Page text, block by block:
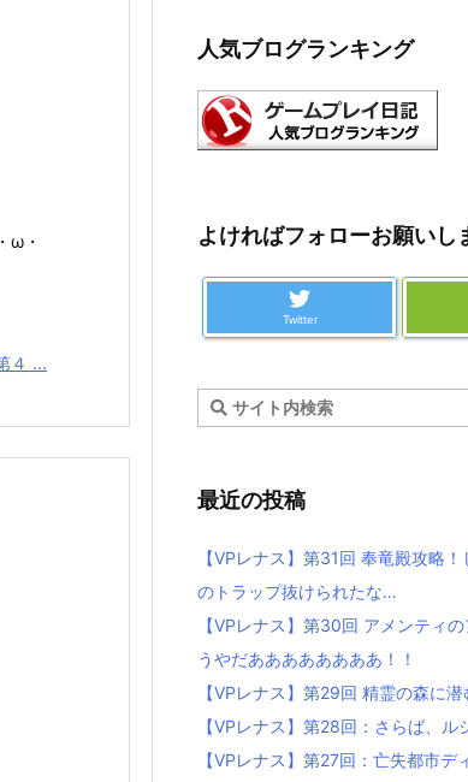
ω・
４ ...
人気ブログランキング
よければフォローお願いし
Twitter
最近の投稿
【VPレナス】第31回 奉竜殿攻略
のトラップ抜けられたな…
【VPレナス】第30回 アメンティ
うやだああああああああ！！
【VPレナス】第29回 精霊の森に潜
【VPレナス】第28回：さらば、ル
【VPレナス】第27回：亡失都市デ